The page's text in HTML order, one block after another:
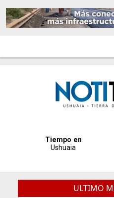
ULTIMO